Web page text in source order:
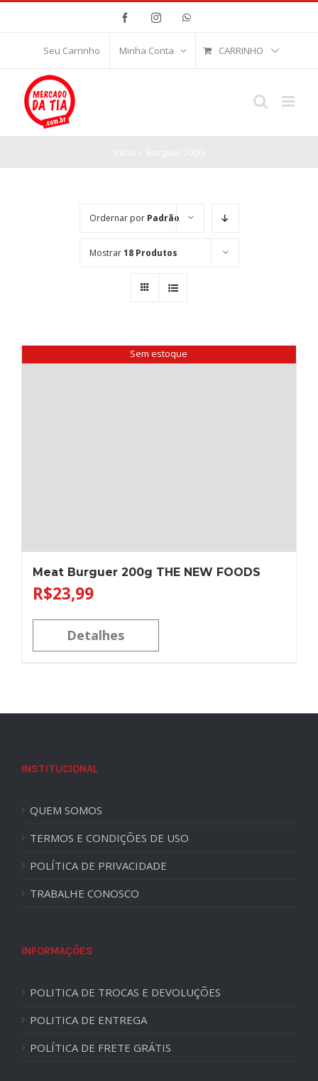
FacebookInstagramWhatsApp
Seu Carrinho Minha Conta CARRINHO
Ordernar por Padrão
Mostrar18 Produtos
Sem estoque
Meat Burguer 200g THE NEW FOODS
R$23,99
Detalhes
INSTITUCIONAL
QUEM SOMOS
TERMOS E CONDIÇÕES DE USO
POLÍTICA DE PRIVACIDADE
TRABALHE CONOSCO
INFORMAÇÕES
POLITICA DE TROCAS E DEVOLUÇÕES
POLITICA DE ENTREGA
POLÍTICA DE FRETE GRÁTIS